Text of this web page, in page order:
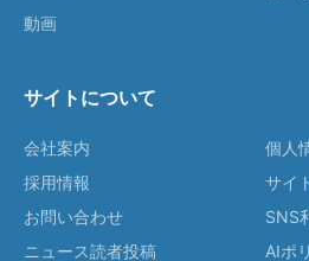
動画
サイトについて
会社案内
採用情報
お問い合わせ
ニュース読者投稿
個人
サイ
SNS
AIポ